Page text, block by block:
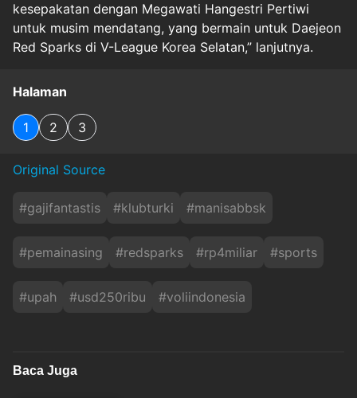
kesepakatan dengan Megawati Hangestri Pertiwi
untuk musim mendatang, yang bermain untuk Daejeon
Red Sparks di V-League Korea Selatan,” lanjutnya.
Halaman
1 2 3
Original Source
#gajifantastis #klubturki #manisabbsk
#pemainasing #redsparks #rp4miliar #sports
#upah #usd250ribu #voliindonesia
Baca Juga